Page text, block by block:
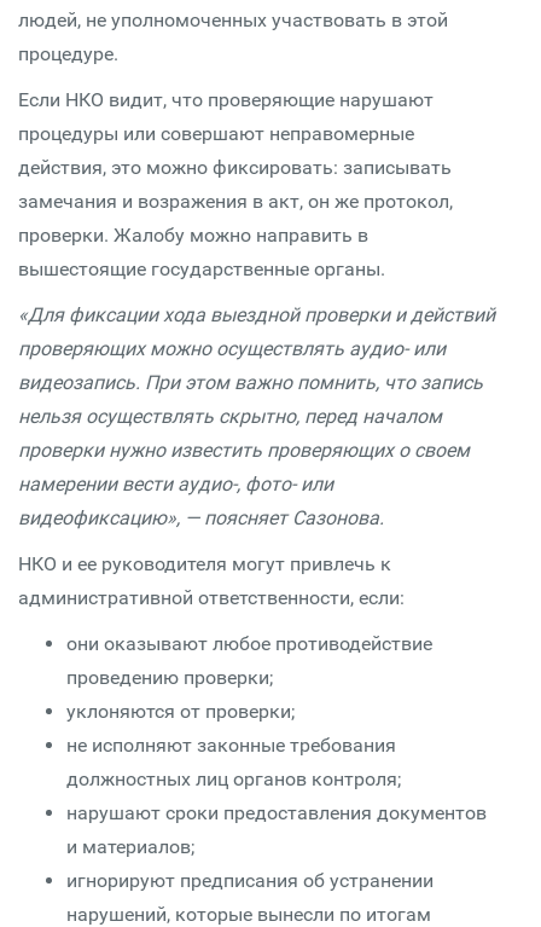
людей, не уполномоченных участвовать в этой
процедуре.
Если НКО видит, что проверяющие нарушают
процедуры или совершают неправомерные
действия, это можно фиксировать: записывать
замечания и возражения в акт, он же протокол,
проверки. Жалобу можно направить в
вышестоящие государственные органы.
«Для фиксации хода выездной проверки и действий
проверяющих можно осуществлять аудио- или
видеозапись. При этом важно помнить, что запись
нельзя осуществлять скрытно, перед началом
проверки нужно известить проверяющих о своем
намерении вести аудио-, фото- или
видеофиксацию», — поясняет Сазонова.
НКО и ее руководителя могут привлечь к
административной ответственности, если:
они оказывают любое противодействие
проведению проверки;
уклоняются от проверки;
не исполняют законные требования
должностных лиц органов контроля;
нарушают сроки предоставления документов
и материалов;
игнорируют предписания об устранении
нарушений, которые вынесли по итогам